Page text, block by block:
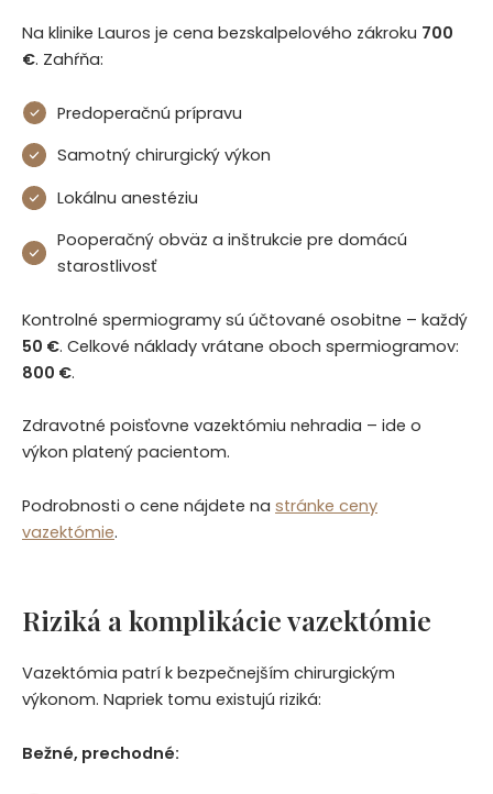
Na klinike Lauros je cena bezskalpelového zákroku 700
€. Zahŕňa:
Predoperačnú prípravu
Samotný chirurgický výkon
Lokálnu anestéziu
Pooperačný obväz a inštrukcie pre domácú
starostlivosť
Kontrolné spermiogramy sú účtované osobitne – každý
50 €. Celkové náklady vrátane oboch spermiogramov:
800 €.
Zdravotné poisťovne vazektómiu nehradia – ide o
výkon platený pacientom.
Podrobnosti o cene nájdete na stránke ceny
vazektómie.
Riziká a komplikácie vazektómie
Vazektómia patrí k bezpečnejším chirurgickým
výkonom. Napriek tomu existujú riziká:
Bežné, prechodné: